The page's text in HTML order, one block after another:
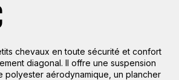
chevaux en toute sécurité et confort
diagonal. Il offre une suspension
polyester aérodynamique, un plancher